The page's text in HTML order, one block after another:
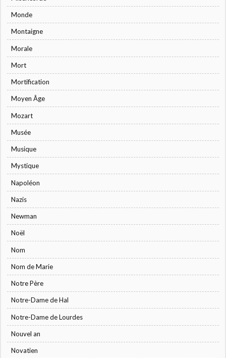
Monde
Montaigne
Morale
Mort
Mortification
Moyen Âge
Mozart
Musée
Musique
Mystique
Napoléon
Nazis
Newman
Noël
Nom
Nom de Marie
Notre Père
Notre-Dame de Hal
Notre-Dame de Lourdes
Nouvel an
Novatien